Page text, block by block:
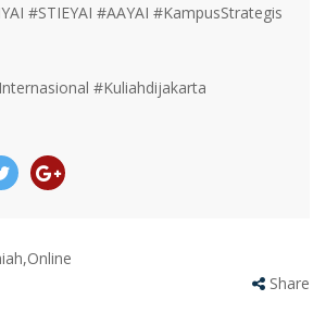
#STIEYAI #AAYAI #KampusStrategis
#Kuliahdijakarta
Share